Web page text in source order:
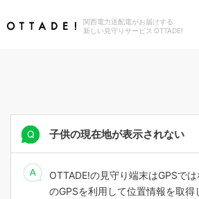
関西電力送配電がお届けする
新しい見守りサービス OTTADE!
子供の現在地が表示されない
OTTADE!の見守り端末はGPSで
のGPSを利用して位置情報を取得